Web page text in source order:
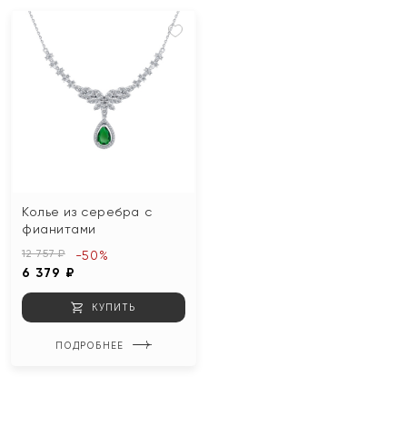
Колье из серебра с
фианитами
12 757 ₽
6 379 ₽
-50%
КУПИТЬ
ПОДРОБНЕЕ